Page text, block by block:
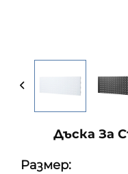
Дъска За
Размер: